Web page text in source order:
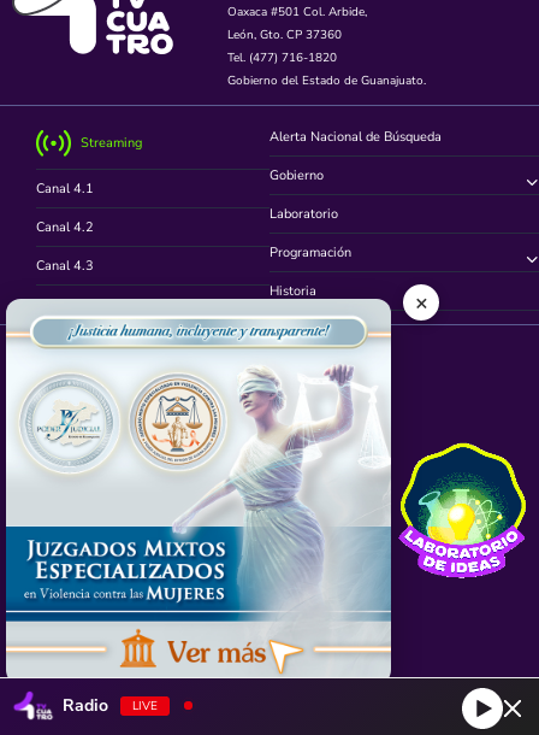
Oaxaca #501 Col. Arbide,
León, Gto. CP 37360
Tel. (477) 716-1820
Gobierno del Estado de Guanajuato.
Streaming
Canal 4.1
Canal 4.2
Canal 4.3
Canal 4.4
Alerta Nacional de Búsqueda
Gobierno
Laboratorio
Programación
Historia
Síguenos en
App TVCUATRO
Radio LIVE
×